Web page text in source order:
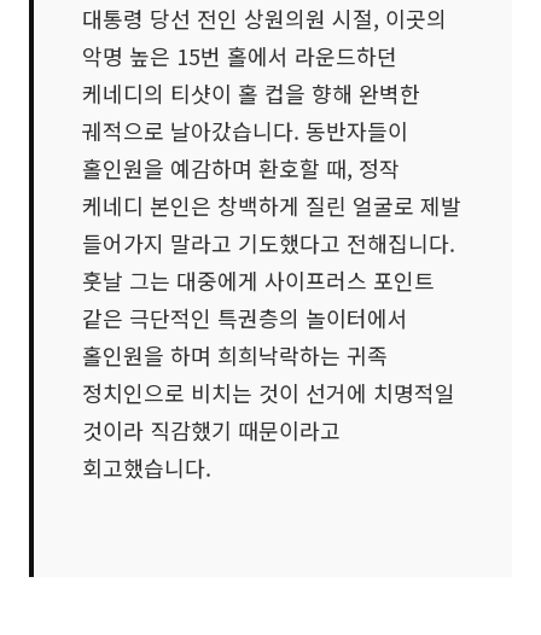
대통령 당선 전인 상원의원 시절, 이곳의
악명 높은 15번 홀에서 라운드하던
케네디의 티샷이 홀 컵을 향해 완벽한
궤적으로 날아갔습니다. 동반자들이
홀인원을 예감하며 환호할 때, 정작
케네디 본인은 창백하게 질린 얼굴로 제발
들어가지 말라고 기도했다고 전해집니다.
훗날 그는 대중에게 사이프러스 포인트
같은 극단적인 특권층의 놀이터에서
홀인원을 하며 희희낙락하는 귀족
정치인으로 비치는 것이 선거에 치명적일
것이라 직감했기 때문이라고
회고했습니다.